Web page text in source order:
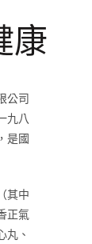
康
公司
九八
是國
其中
正氣
丸、